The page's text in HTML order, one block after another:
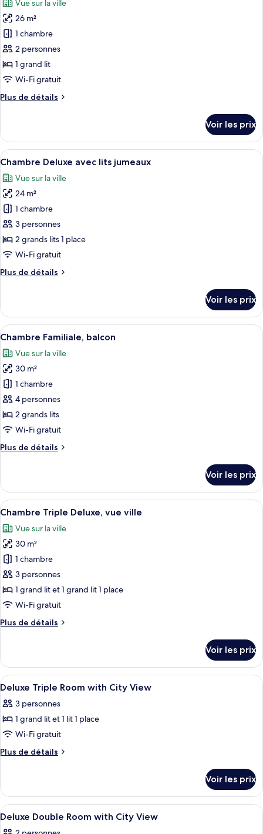
Chambre
Double
Supérieure
les
photos
pour
ce
type
de
chambre :
Chambre
vue
ville
Vue sur la ville
26 m²
1 chambre
2 personnes
1 grand lit
Wi-Fi gratuit
Plus de détails
Plus
le
type
de
Chambre
Double
Deluxe,
vue
ville
Voir les prix
Afficher
toutes
les
photos
pour
ce
type
de
chambre :
Chambre
lits
jumeaux
Une chambre d’hôtel avec deux lits
5
Chambre Deluxe avec lits jumeaux
Vue sur la ville
24 m²
1 chambre
3 personnes
2 grands lits 1 place
Wi-Fi gratuit
Plus de détails
Plus
le
type
de
Chambre
Deluxe
avec
lits
jumeaux
Voir les prix
Afficher
toutes
les
photos
pour
ce
type
de
chambre :
Chambre
Une chambre d’hôtel avec deux lits,
6
Chambre Familiale, balcon
Vue sur la ville
30 m²
1 chambre
4 personnes
2 grands lits
Wi-Fi gratuit
Plus de détails
Plus
le
type
de
Chambre
Familiale,
balcon
Voir les prix
Afficher
toutes
les
photos
pour
ce
type
de
chambre :
Chambre
vue
ville
Une chambre d’hôtel avec un lit, un
5
Chambre Triple Deluxe, vue ville
Vue sur la ville
30 m²
1 chambre
3 personnes
1 grand lit et 1 grand lit 1 place
Wi-Fi gratuit
Plus de détails
Plus
le
type
de
Chambre
Triple
vue
ville
Voir les prix
Afficher
toutes
les
photos
pour
ce
chambre :
Deluxe
Triple
Room
Minibar, coffres-forts dans les
2
Deluxe Triple Room with City View
3 personnes
1 grand lit et 1 lit 1 place
Wi-Fi gratuit
Plus de détails
Plus
le
type
de
Voir les prix
Afficher
toutes
Minibar, coffres-forts dans les
2
Deluxe Double Room with City View